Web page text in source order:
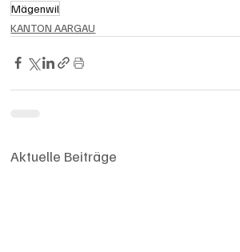
Mägenwil
KANTON AARGAU
Aktuelle Beiträge